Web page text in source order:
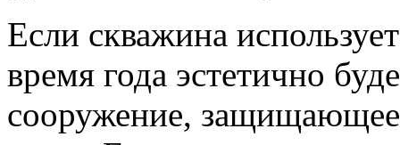
Если скважина
время года эстетично
сооружение, защищающее